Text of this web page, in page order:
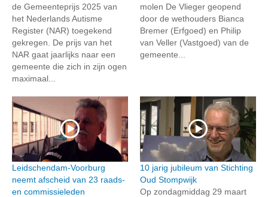
de Gemeenteprijs 2025 van
het Nederlands Autisme
Register (NAR) toegekend
gekregen. De prijs van het
NAR gaat jaarlijks naar een
gemeente die zich in zijn ogen
maximaal...
molen De Vlieger geopend
door de wethouders Bianca
Bremer (Erfgoed) en Philip
van Veller (Vastgoed) van de
gemeente...
Leidschendam-Voorburg
neemt afscheid van 23 raads-
en commissieleden
10 jarig jubileum van Stichting
Oud Stompwijk
Op zondagmiddag 29 maart